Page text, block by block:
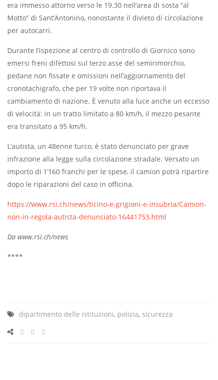
era immesso attorno verso le 19.30 nell’area di sosta “al
Motto” di Sant’Antonino, nonostante il divieto di circolazione
per autocarri.
Durante l’ispezione al centro di controllo di Giornico sono
emersi freni difettosi sul terzo asse del semirimorchio,
pedane non fissate e omissioni nell’aggiornamento del
cronotachigrafo, che per 19 volte non riportava il
cambiamento di nazione. È venuto alla luce anche un eccesso
di velocità: in un tratto limitato a 80 km/h, il mezzo pesante
era transitato a 95 km/h.
L’autista, un 48enne turco, è stato denunciato per grave
infrazione alla legge sulla circolazione stradale. Versato un
importo di 1’160 franchi per le spese, il camion potrà ripartire
dopo le riparazioni del caso in officina.
https://www.rsi.ch/news/ticino-e-grigioni-e-insubria/Camion-
non-in-regola-autista-denunciato-16441753.html
Da www.rsi.ch/news
****
dipartimento delle istituzioni, polizia, sicurezza